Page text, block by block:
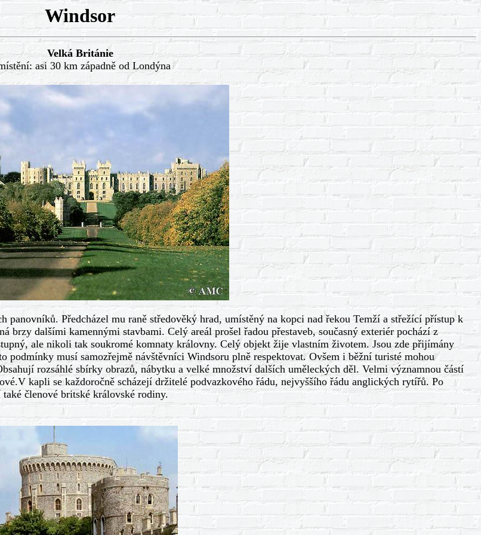
Windsor
Velká Británie
asi 30 km západně od Londýna
Předcházel mu raně středověký hrad, umístěný na kopci nad řekou Temží a střežící přístup k
dalšími kamennými stavbami. Celý areál prošel řadou přestaveb, současný exteriér pochází z
ale nikoli tak soukromé komnaty královny. Celý objekt žije vlastním životem. Jsou zde přijímány
podmínky musí samozřejmě návštěvníci Windsoru plně respektovat. Ovšem i běžní turisté mohou
rozsáhlé sbírky obrazů, nábytku a velké množství dalších uměleckých děl. Velmi významnou částí
kapli se každoročně scházejí držitelé podvazkového řádu, nejvyššího řádu anglických rytířů. Po
také členové britské královské rodiny.